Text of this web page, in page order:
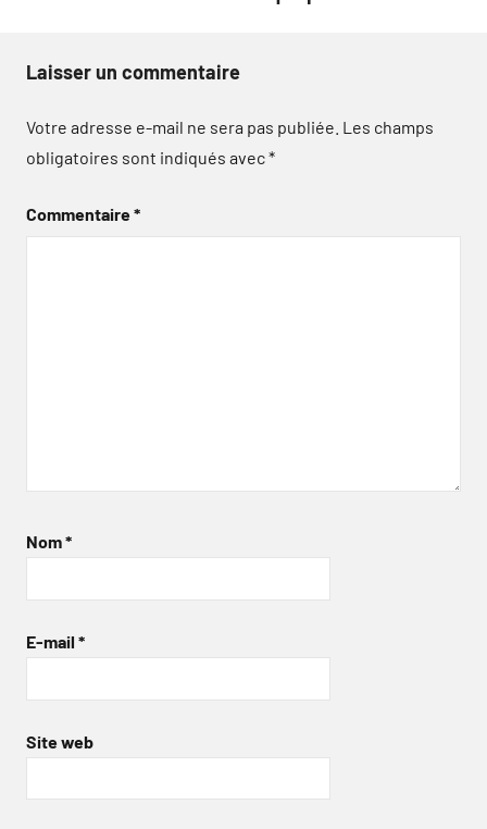
Laisser un commentaire
Votre adresse e-mail ne sera pas publiée. Les champs
obligatoires sont indiqués avec*
Commentaire*
Nom*
E-mail *
Site web